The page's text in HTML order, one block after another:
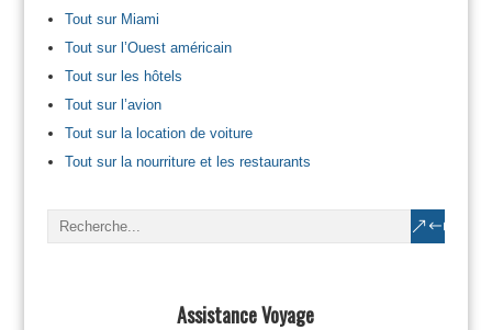
Tout sur Miami
Tout sur l’Ouest américain
Tout sur les hôtels
Tout sur l’avion
Tout sur la location de voiture
Tout sur la nourriture et les restaurants
Assistance Voyage